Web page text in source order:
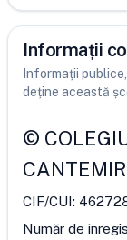
Informații
Informații
deține această
©
CIF/CUI:
Număr de